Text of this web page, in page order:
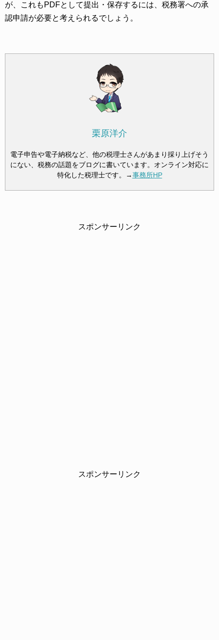
が、これもPDFとして提出・保存するには、税務署への承
認申請が必要と考えられるでしょう。
栗原洋介
電子申告や電子納税など、他の税理士さんがあまり採り上げそう
にない、税務の話題をブログに書いています。オンライン対応に
特化した税理士です。→事務所HP
スポンサーリンク
スポンサーリンク